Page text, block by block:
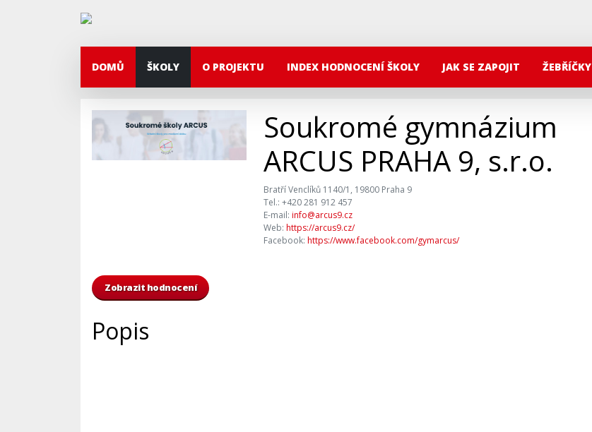
DOMŮ ŠKOLY O PROJEKTU INDEX HODNOCENÍ ŠKOLY JAK SE ZAPOJIT ŽEBŘÍČKY
Soukromé gymnázium
ARCUS PRAHA 9, s.r.o.
Bratří Venclíků 1140/1, 19800 Praha 9
Tel.: +420 281 912 457
E-mail: info@arcus9.cz
Web: https://arcus9.cz/
Facebook: https://www.facebook.com/gymarcus/
Zobrazit hodnocení
Popis